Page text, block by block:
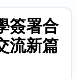
簽署合
流新篇